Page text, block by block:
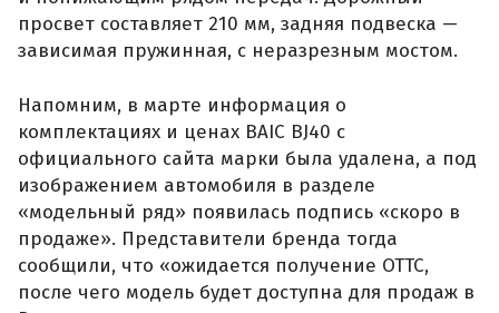
просвет составляет 210 мм, задняя подвеска —
зависимая пружинная, с неразрезным мостом.
Напомним, в марте информация о
комплектациях и ценах BAIC BJ40 с
официального сайта марки была удалена, а под
изображением автомобиля в разделе
«модельный ряд» появилась подпись «скоро в
продаже». Представители бренда тогда
сообщили, что «ожидается получение ОТТС,
после чего модель будет доступна для продаж в